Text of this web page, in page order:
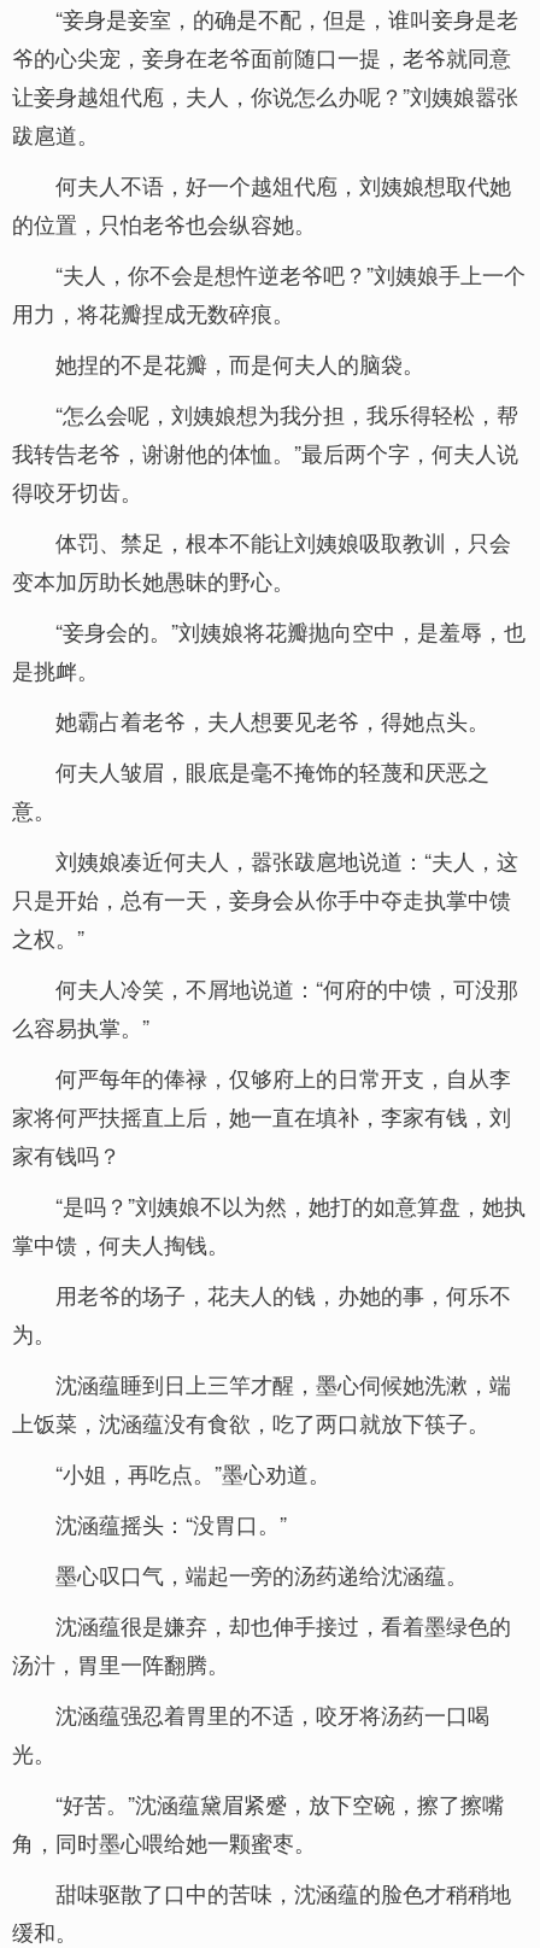
“妾身是妾室，的确是不配，但是，谁叫妾身是老
爷的心尖宠，妾身在老爷面前随口一提，老爷就同意
让妾身越俎代庖，夫人，你说怎么办呢？”刘姨娘嚣张
跋扈道。
何夫人不语，好一个越俎代庖，刘姨娘想取代她
的位置，只怕老爷也会纵容她。
“夫人，你不会是想忤逆老爷吧？”刘姨娘手上一个
用力，将花瓣捏成无数碎痕。
她捏的不是花瓣，而是何夫人的脑袋。
“怎么会呢，刘姨娘想为我分担，我乐得轻松，帮
我转告老爷，谢谢他的体恤。”最后两个字，何夫人说
得咬牙切齿。
体罚、禁足，根本不能让刘姨娘吸取教训，只会
变本加厉助长她愚昧的野心。
“妾身会的。”刘姨娘将花瓣抛向空中，是羞辱，也
是挑衅。
她霸占着老爷，夫人想要见老爷，得她点头。
何夫人皱眉，眼底是毫不掩饰的轻蔑和厌恶之
意。
刘姨娘凑近何夫人，嚣张跋扈地说道：“夫人，这
只是开始，总有一天，妾身会从你手中夺走执掌中馈
之权。”
何夫人冷笑，不屑地说道：“何府的中馈，可没那
么容易执掌。”
何严每年的俸禄，仅够府上的日常开支，自从李
家将何严扶摇直上后，她一直在填补，李家有钱，刘
家有钱吗？
“是吗？”刘姨娘不以为然，她打的如意算盘，她执
掌中馈，何夫人掏钱。
用老爷的场子，花夫人的钱，办她的事，何乐不
为。
沈涵蕴睡到日上三竿才醒，墨心伺候她洗漱，端
上饭菜，沈涵蕴没有食欲，吃了两口就放下筷子。
“小姐，再吃点。”墨心劝道。
沈涵蕴摇头：“没胃口。”
墨心叹口气，端起一旁的汤药递给沈涵蕴。
沈涵蕴很是嫌弃，却也伸手接过，看着墨绿色的
汤汁，胃里一阵翻腾。
沈涵蕴强忍着胃里的不适，咬牙将汤药一口喝
光。
“好苦。”沈涵蕴黛眉紧蹙，放下空碗，擦了擦嘴
角，同时墨心喂给她一颗蜜枣。
甜味驱散了口中的苦味，沈涵蕴的脸色才稍稍地
缓和。